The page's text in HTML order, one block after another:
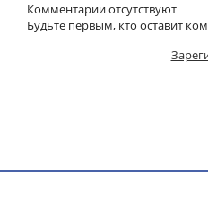
Комментарии отсутствуют
Будьте первым, кто оставит